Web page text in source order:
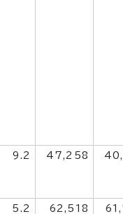
9.2 47,258
5.2 62,518